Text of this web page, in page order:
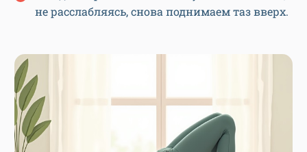
не расслабляясь, снова поднимаем таз вверх.